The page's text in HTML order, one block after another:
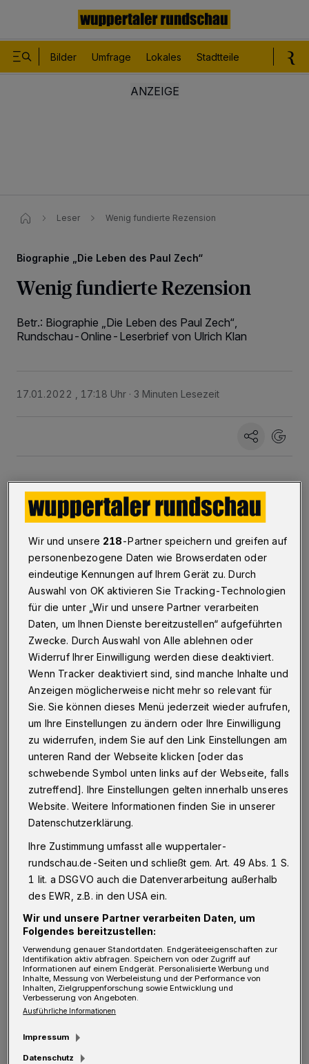
Bilder Umfrage Lokales Stadtteile
Leser Wenig fundierte Rezension
Biographie „Die Leben des Paul Zech“
Wenig fundierte Rezension
Betr.: Biographie „Die Leben des Paul Zech“,
Rundschau-Online-Leserbrief von Ulrich Klan
17.01.2022 , 17:18 Uhr 3 Minuten Lesezeit
V ergangenes Jahr bot mir die Armin T.
Wegner-Gesellschaft an, meine neu
erschienene Zech-Biographie in Wuppertal im
Rahmen einer Lesung vorzustellen, die von
Ulrich Klan musikalisch umrahmt würde. Das
habe ich dankend abgelehnt. Mein Wunsch
war eine Veranstaltung, bei der ausschließlich
Paul Zech im Mittelpunkt steht.
Nun liegt Herrn Klans Verriss besagter
Publikation doppelt vor: in der vereinseigenen
Zeitschrift und als Leserbrief im Netz. Doch
die negative Rezension ist wenig fundiert.
Schon ihr Titel „Eine gigantische
Anklageschrift“(Anmerkung der Redaktion:
Diese Formulierung kommt in Ulrich Klans Text vor
und wurde von der Rundschau-Redaktion als
Überschrift verwendet) trifft nicht zu. Im
ausdrücklich darauf: „Für sein Verhalten kann
Zech im juristischen Sinne nur bedingt
verantwortlich gemacht werden, denn er litt
an einer von väterlicher Seite ererbten
psychischen Krankheit. [...] Bis heute wurde
und wird ihm aber bei der Darstellung seiner
Verfehlungen nirgends eine
Wir und unsere 218-Partner speichern und greifen auf
personenbezogene Daten wie Browserdaten oder
eindeutige Kennungen auf Ihrem Gerät zu. Durch
Auswahl von OK aktivieren Sie Tracking-Technologien
für die unter „Wir und unsere Partner verarbeiten
Daten, um Ihnen Dienste bereitzustellen“ aufgeführten
Zwecke. Durch Auswahl von Alle ablehnen oder
Widerruf Ihrer Einwilligung werden diese deaktiviert.
Wenn Tracker deaktiviert sind, sind manche Inhalte und
Anzeigen möglicherweise nicht mehr so relevant für
Sie. Sie können dieses Menü jederzeit wieder aufrufen,
um Ihre Einstellungen zu ändern oder Ihre Einwilligung
zu widerrufen, indem Sie auf den Link Einstellungen am
unteren Rand der Webseite klicken [oder das
schwebende Symbol unten links auf der Webseite, falls
zutreffend]. Ihre Einstellungen gelten innerhalb unseres
Website. Weitere Informationen finden Sie in unserer
Datenschutzerklärung.
Ihre Zustimmung umfasst alle wuppertaler-
rundschau.de-Seiten und schließt gem. Art. 49 Abs. 1 S.
1 lit. a DSGVO auch die Datenverarbeitung außerhalb
des EWR, z.B. in den USA ein.
Wir und unsere Partner verarbeiten Daten, um
Folgendes bereitzustellen:
Verwendung genauer Standortdaten. Endgeräteeigenschaften zur
Identifikation aktiv abfragen. Speichern von oder Zugriff auf
Informationen auf einem Endgerät. Personalisierte Werbung und
Inhalte, Messung von Werbeleistung und der Performance von
Inhalten, Zielgruppenforschung sowie Entwicklung und
Verbesserung von Angeboten.
Ausführliche Informationen
Impressum
Datenschutz